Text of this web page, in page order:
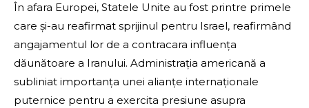
În afara Europei, Statele Unite au fost printre primele
care și-au reafirmat sprijinul pentru Israel, reafirmând
angajamentul lor de a contracara influența
dăunătoare a Iranului. Administrația americană a
subliniat importanța unei alianțe internaționale
puternice pentru a exercita presiune asupra